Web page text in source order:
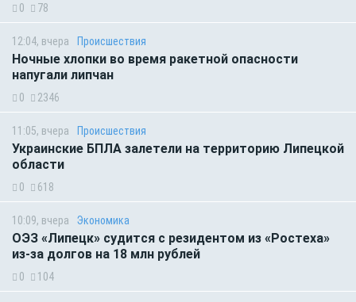
0 78
12:04, вчера Происшествия
Ночные хлопки во время ракетной опасности
напугали липчан
0 2346
11:05, вчера Происшествия
Украинские БПЛА залетели на территорию Липецкой
области
0 618
10:09, вчера Экономика
ОЭЗ «Липецк» судится с резидентом из «Ростеха»
из-за долгов на 18 млн рублей
0 104